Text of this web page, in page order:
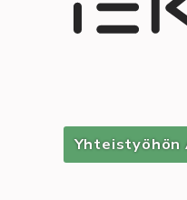
Yhteistyöhön